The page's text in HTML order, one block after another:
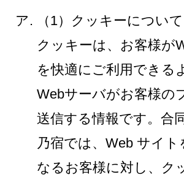
（1）クッキーについて
クッキーは、お客様が
を快適にご利用できる
Webサーバがお客様の
送信する情報です。合
乃宿では、Web サイト
なるお客様に対し、ク